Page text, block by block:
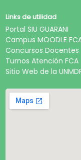
Links de utilidad
Portal SIU GUARANI
Campus MOODLE
Concursos Docentes
Turnos Atención FCA
Sitio Web de la